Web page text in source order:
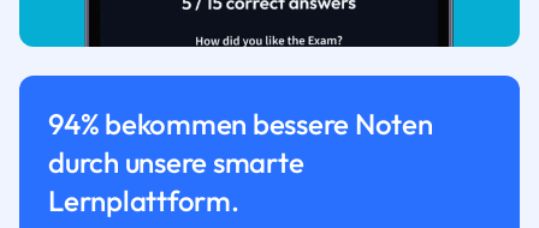
94% bekommen bessere Noten
durch unsere smarte
Lernplattform.